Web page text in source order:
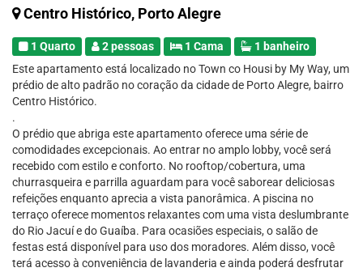
Centro Histórico, Porto Alegre
1 Quarto 2 pessoas 1 Cama
1 banheiro
Este apartamento está localizado no Town co Housi by My Way, um
prédio de alto padrão no coração da cidade de Porto Alegre, bairro
Centro Histórico.
.
O prédio que abriga este apartamento oferece uma série de
comodidades excepcionais. Ao entrar no amplo lobby, você será
recebido com estilo e conforto. No rooftop/cobertura, uma
churrasqueira e parrilla aguardam para você saborear deliciosas
refeições enquanto aprecia a vista panorâmica. A piscina no
terraço oferece momentos relaxantes com uma vista deslumbrante
do Rio Jacuí e do Guaíba. Para ocasiões especiais, o salão de
festas está disponível para uso dos moradores. Além disso, você
terá acesso à conveniência de lavanderia e ainda poderá desfrutar